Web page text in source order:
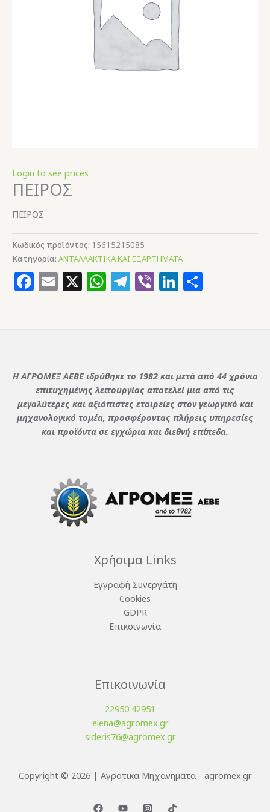
Login to see prices
ΠΕΙΡΟΣ
ΠΕΙΡΟΣ
Κωδικός προϊόντος: 15615215085
Κατηγορία: ΑΝΤΑΛΛΑΚΤΙΚΑ ΚΑΙ ΕΞΑΡΤΗΜΑΤΑ
Facebook
Email
X WhatsApp
Telegram
ViberLinkedIn
Η ΑΓΡΟΜΕΞ ΑΕΒΕ ιδρύθηκε το 1982 και μετά από 44 χρόνια
επιτυχημένης λειτουργίας αποτελεί μια από τις
μεγαλύτερες και αξιόπιστες εταιρείες στον γεωργικό και
μηχανολογικό τομέα, προσφέροντας πλήρεις υπηρεσίες
και προϊόντα σε εγχώρια και διεθνή επίπεδα.
Χρήσιμα Links
Εγγραφή Συνεργάτη
Cookies
GDPR
Επικοινωνία
Επικοινωνία
22950 42951
elena@agromex.gr
sideris76@agromex.gr
Copyright © 2026 | Αγροτικα Μηχανηματα - agromex.gr